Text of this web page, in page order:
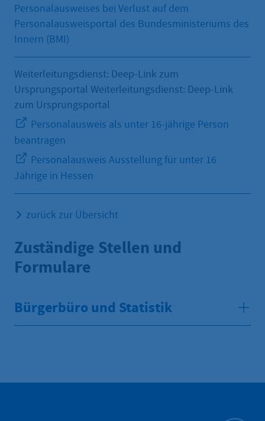
Personalausweises bei Verlust auf dem
Personalausweisportal des Bundesministeriums des
Innern (BMI)
Weiterleitungsdienst: Deep-Link zum
Ursprungsportal Weiterleitungsdienst: Deep-Link
zum Ursprungsportal
Personalausweis als unter 16-jährige Person
beantragen
Personalausweis Ausstellung für unter 16
Jährige in Hessen
zurück zur Übersicht
Zuständige Stellen und
Formulare
Bürgerbüro und Statistik